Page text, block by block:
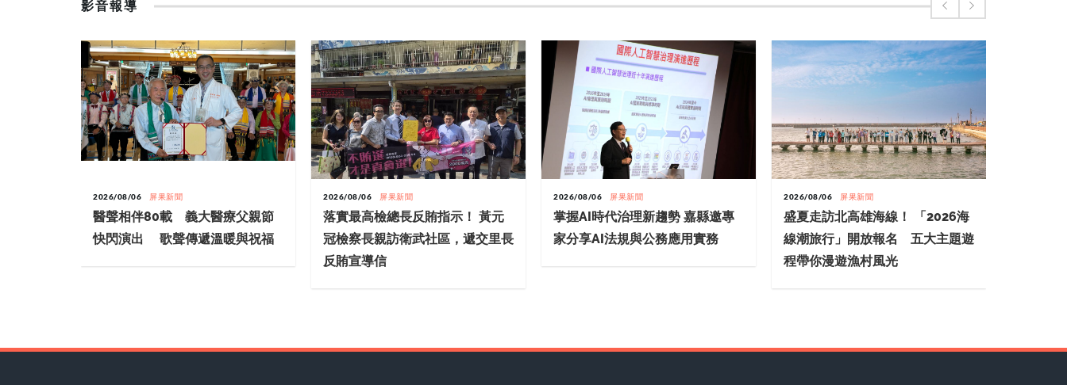
影音報導
2026/08/06 屏果新聞
醫聲相伴80載 義大醫療父親節
快閃演出 歌聲傳遞溫暖與祝福
2026/08/06 屏果新聞
落實最高檢總長反賄指示！ 黃元
冠檢察長親訪衛武社區，遞交里長
反賄宣導信
2026/08/06 屏果新聞
掌握AI時代治理新趨勢 嘉縣邀專
家分享AI法規與公務應用實務
2026/08/06 屏果新聞
盛夏走訪北高雄海線！ 「2026海
線潮旅行」開放報名 五大主題遊
程帶你漫遊漁村風光